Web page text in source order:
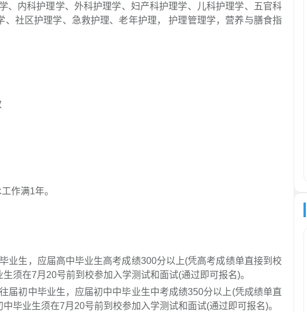
、内科护理学、外科护理学、妇产科护理学、儿科护理学、五官科
社区护理学、急救护理、老年护理， 护理管理学，营养与膳食指
作满1年。
业生，应届高中毕业生高考成绩300分以上(凭高考成绩单直接到校
须在7月20号前到校参加入学测试和面试(通过即可报名)。
届初中毕业生，应届初中中毕业生中考成绩350分以上(凭成绩单直
毕业生须在7月20号前到校参加入学测试和面试(通过即可报名)。